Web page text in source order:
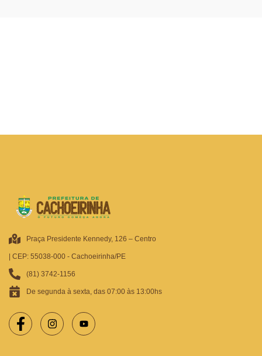
Praça Presidente Kennedy, 126 – Centro
| CEP: 55038-000 - Cachoeirinha/PE
(81) 3742-1156
De segunda à sexta, das 07:00 às 13:00hs